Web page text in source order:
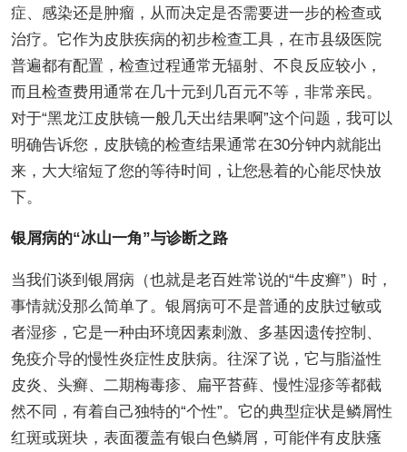
症、感染还是肿瘤，从而决定是否需要进一步的检查或
治疗。它作为皮肤疾病的初步检查工具，在市县级医院
普遍都有配置，检查过程通常无辐射、不良反应较小，
而且检查费用通常在几十元到几百元不等，非常亲民。
对于“黑龙江皮肤镜一般几天出结果啊”这个问题，我可以
明确告诉您，皮肤镜的检查结果通常在30分钟内就能出
来，大大缩短了您的等待时间，让您悬着的心能尽快放
下。
银屑病的“冰山一角”与诊断之路
当我们谈到银屑病（也就是老百姓常说的“牛皮癣”）时，
事情就没那么简单了。银屑病可不是普通的皮肤过敏或
者湿疹，它是一种由环境因素刺激、多基因遗传控制、
免疫介导的慢性炎症性皮肤病。往深了说，它与脂溢性
皮炎、头癣、二期梅毒疹、扁平苔藓、慢性湿疹等都截
然不同，有着自己独特的“个性”。它的典型症状是鳞屑性
红斑或斑块，表面覆盖有银白色鳞屑，可能伴有皮肤瘙